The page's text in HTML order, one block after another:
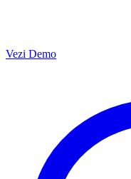
Vezi Demo